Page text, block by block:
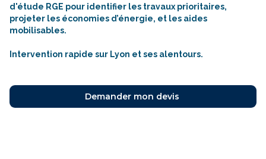
d'étude RGE pour identifier les travaux prioritaires,
projeter les économies d’énergie, et les aides
mobilisables.
Intervention rapide sur Lyon et ses alentours.